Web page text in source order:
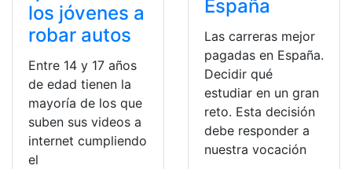
los jóvenes a
robar autos
Entre 14 y 17 años
de edad tienen la
mayoría de los que
suben sus videos a
internet cumpliendo
el
España
Las carreras mejor
pagadas en España.
Decidir qué
estudiar en un gran
reto. Esta decisión
debe responder a
nuestra vocación